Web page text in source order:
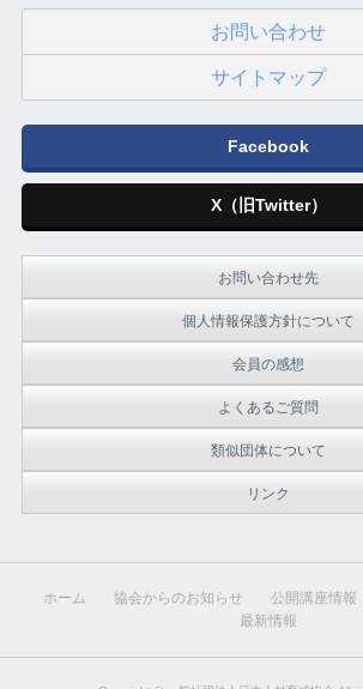
お問い合わせ
サイトマップ
Facebook
X（旧Twitter）
お問い合わせ先
個人情報保護方針について
会員の感想
よくあるご質問
類似団体について
リンク
ホーム 協会からのお知らせ 公開講座情報
最新情報